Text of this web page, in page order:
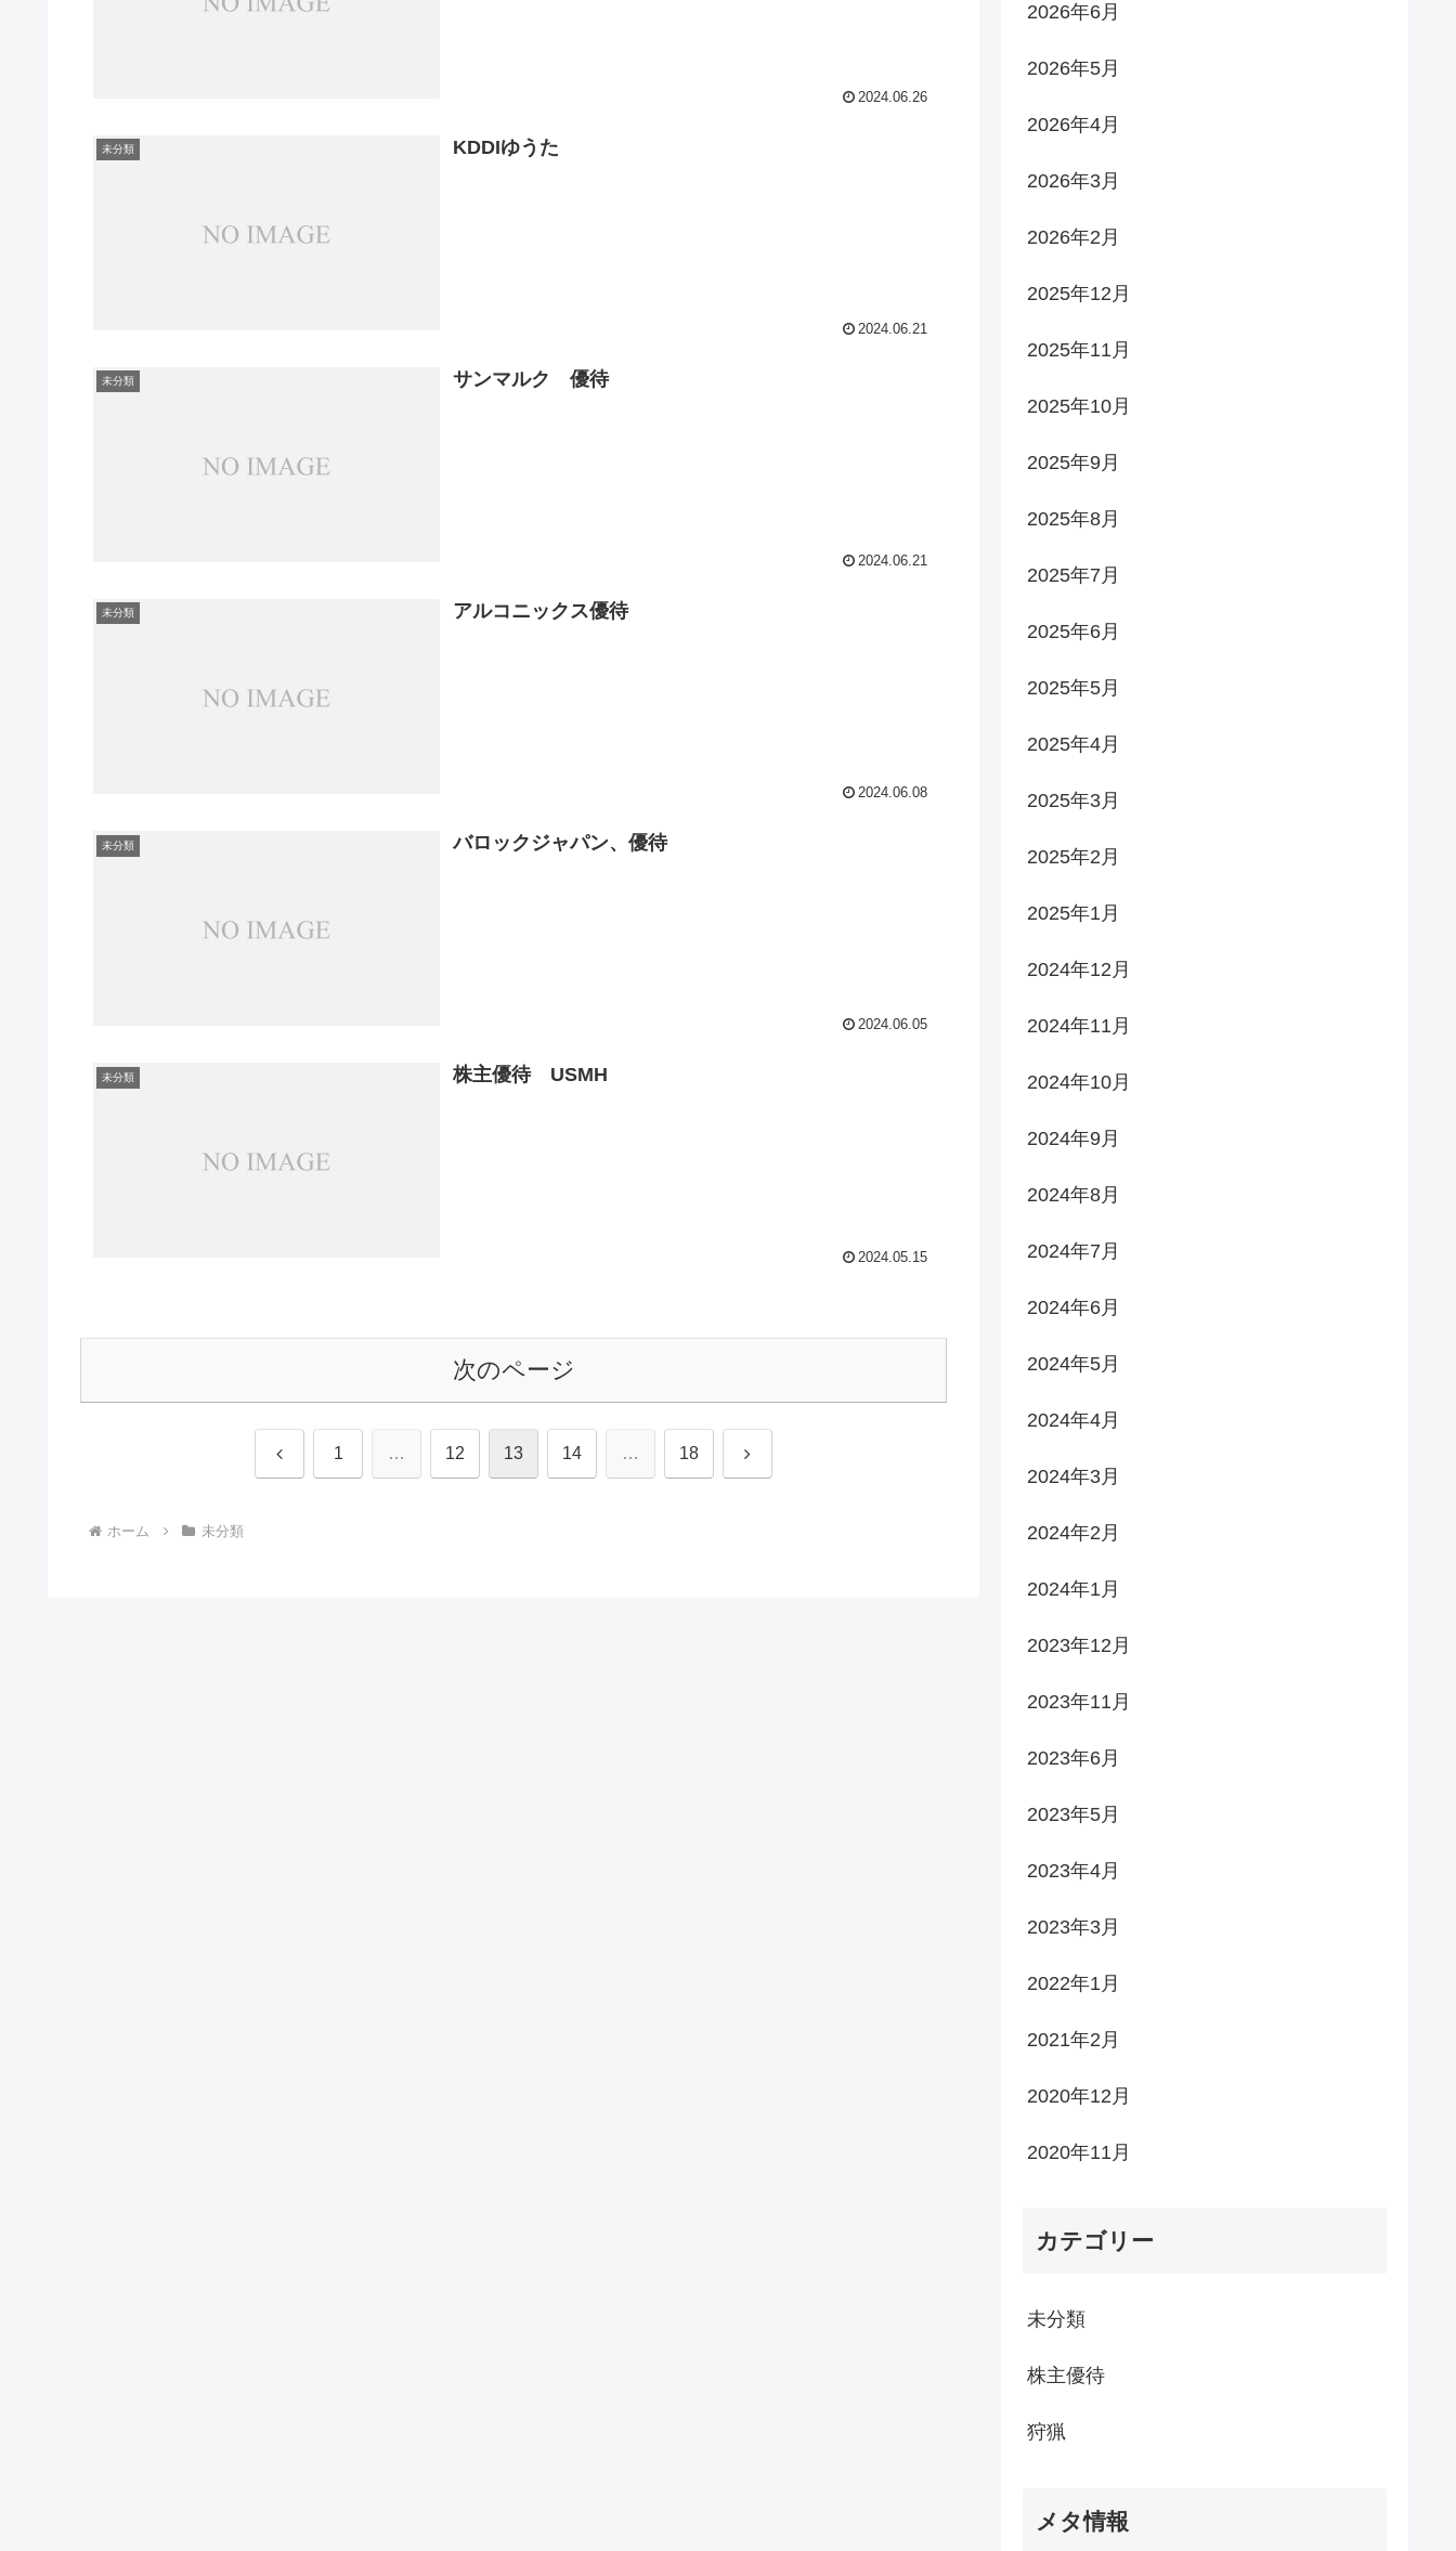
2024.06.26
未分類 KDDIゆうた
2024.06.21
未分類 サンマルク 優待
2024.06.21
未分類 アルコニックス優待
2024.06.08
未分類 バロックジャパン、優待
2024.06.05
未分類 株主優待 USMH
2024.05.15
次のページ
前 1 … 12 13 14 … 18 次
ホーム 未分類
2026年6月
2026年5月
2026年4月
2026年3月
2026年2月
2025年12月
2025年11月
2025年10月
2025年9月
2025年8月
2025年7月
2025年6月
2025年5月
2025年4月
2025年3月
2025年2月
2025年1月
2024年12月
2024年11月
2024年10月
2024年9月
2024年8月
2024年7月
2024年6月
2024年5月
2024年4月
2024年3月
2024年2月
2024年1月
2023年12月
2023年11月
2023年6月
2023年5月
2023年4月
2023年3月
2022年1月
2021年2月
2020年12月
2020年11月
カテゴリー
未分類
株主優待
狩猟
メタ情報